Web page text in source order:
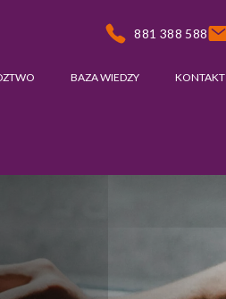
881 388 588
BAZA WIEDZY KONTAKT